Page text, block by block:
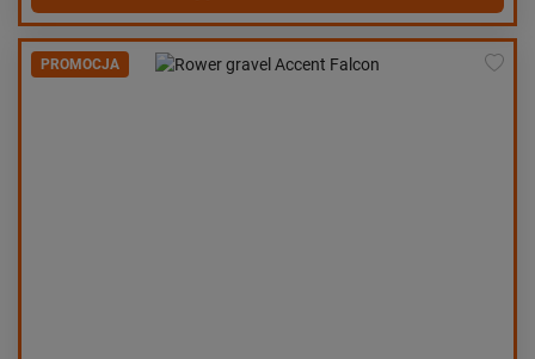
PROMOCJA